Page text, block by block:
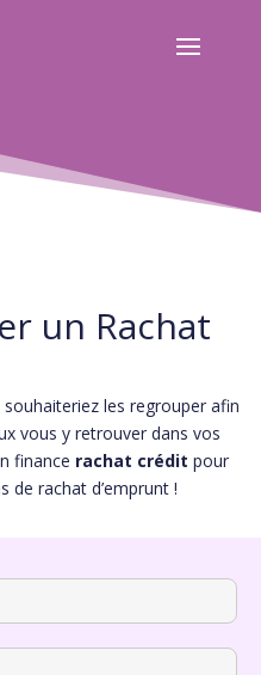
un Rachat
les regrouper afin
vous y retrouver dans vos
finance rachat crédit pour
de rachat d’emprunt !